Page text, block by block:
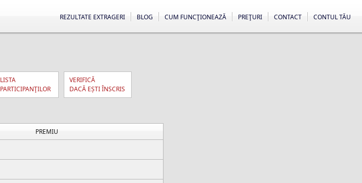
CONTUL TĂU
CONTACT
PREŢURI
CUM FUNCŢIONEAZĂ
BLOG
REZULTATE EXTRAGERI
LISTA
PARTICIPANŢILOR
VERIFICĂ
DACĂ EȘTI ÎNSCRIS
PREMIU